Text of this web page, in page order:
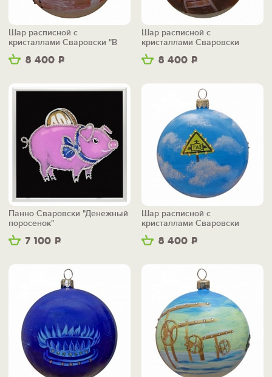
8 400 Р
Шар расписной с
кристаллами Сваровски "В
забое"
8 400 Р
Шар расписной с
кристаллами Сваровски
"Шахтеры"
7 100 Р
Панно Сваровски "Денежный
поросенок"
8 400 Р
Шар расписной с
кристаллами Сваровски
"Голубое золото"